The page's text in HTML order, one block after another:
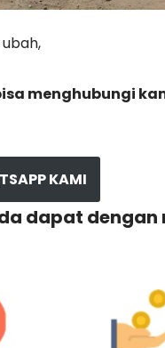
menghubungi
KAMI
dapat